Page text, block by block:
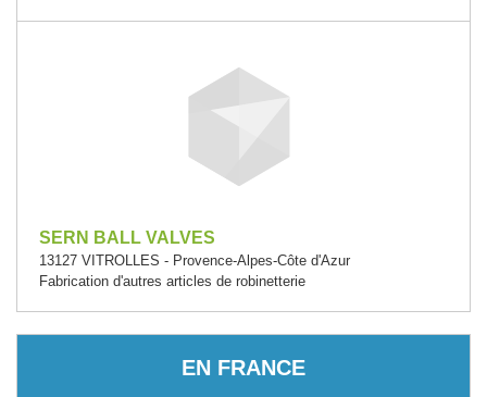
SERN BALL VALVES
13127 VITROLLES - Provence-Alpes-Côte d'Azur
Fabrication d'autres articles de robinetterie
EN FRANCE